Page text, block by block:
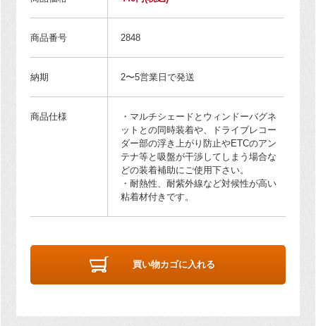
商品番号 2848
納期 2〜5営業日で発送
商品仕様
・マルチシェードとウィンドーバグネ
ットとの同時装着や、ドライブレコー
ダー部の浮き上がり防止やETCのアン
テナ等と吸盤が干渉してしまう場合な
どの装着補助にご使用下さい。
・耐熱性、耐紫外線など対候性が高い
粘着材付きです。
買い物カゴに入れる